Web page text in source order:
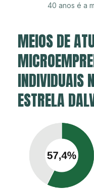
40 anos é a
MEIOS DE
INDIVIDUAIS
ESTRELA